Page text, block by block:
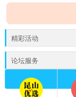
精彩活动
论坛服务